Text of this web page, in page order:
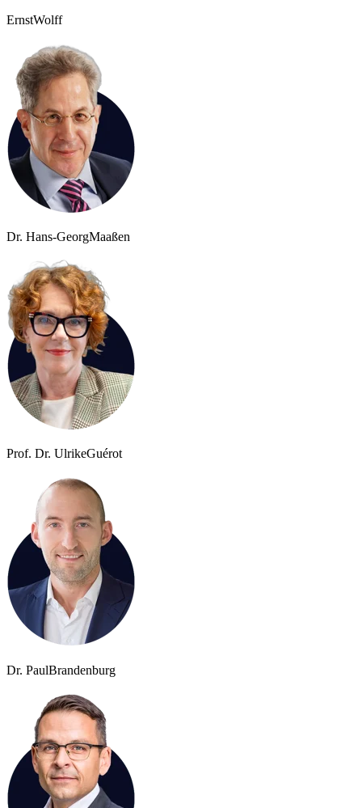
ErnstWolff
Dr. Hans-GeorgMaaßen
Prof. Dr. UlrikeGuérot
Dr. PaulBrandenburg